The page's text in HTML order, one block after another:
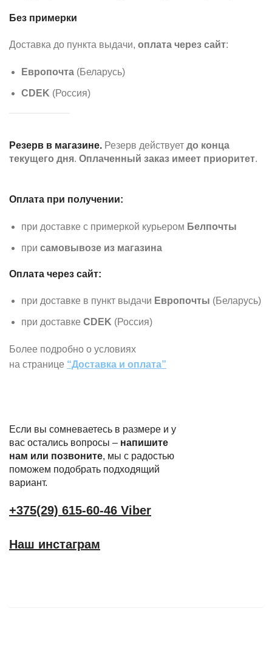
Без примерки
Доставка до пункта выдачи, оплата через сайт:
Европочта (Беларусь)
CDEK (Россия)
Резерв в магазине. Резерв действует до конца
текущего дня. Оплаченный заказ имеет приоритет.
Оплата при получении:
при доставке с примеркой курьером Белпочты
при самовывозе из магазина
Оплата через сайт:
при доставке в пункт выдачи Европочты (Беларусь)
при доставке CDEK (Россия)
Более подробно о условиях
на странице “Доставка и оплата”
Если вы сомневаетесь в размере и у
вас остались вопросы – напишите
нам или позвоните, мы с радостью
поможем подобрать подходящий
вариант.
+375(29) 615-60-46 Viber
Наш инстаграм